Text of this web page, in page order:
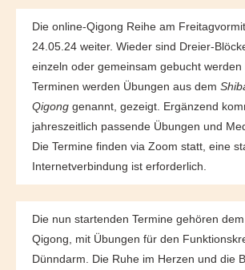
Die online-Qigong Reihe am
24.05.24 weiter. Wieder sind Dreier-
einzeln oder gemeinsam gebucht
Terminen werden Übungen aus dem
Qigong genannt, gezeigt. Ergänzend
jahreszeitlich passende Übungen und
Die Termine finden via Zoom statt, eine
Internetverbindung ist erforderlich.
Die nun startenden Termine gehören
Qigong, mit Übungen für den
Dünndarm. Die Ruhe im Herzen und die